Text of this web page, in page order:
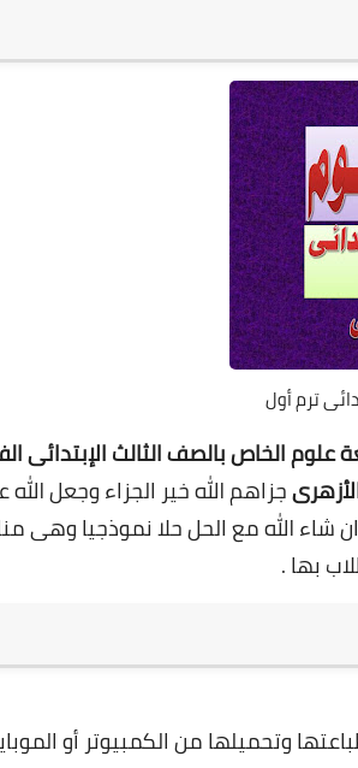
ترم أول
علوم الخاص بالصف الثالث الإبتدائى
جزاهم الله خير الجزاء وجعل
الله مع الحل حلا نموذجيا وهى
بها .